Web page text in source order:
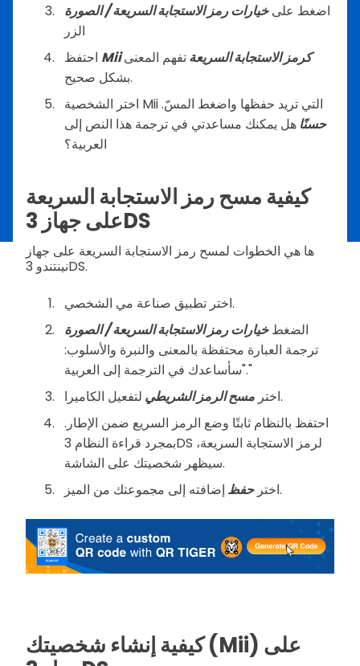
اضغط علىخيارات رمز الاستجابة السريعة / الصورة
الزر
Mii كرمز الاستجابة السريعةتفهم المعنى
بشكل صحيح.
اختر الشخصية Mii التي تريد حفظها واضغط المسّ.
حسنًا هل يمكنك مساعدتي في ترجمة هذا النص إلى
العربية؟
كيفية مسح رمز الاستجابة السريعة
على جهاز 3DS
ها هي الخطوات لمسح رمز الاستجابة السريعة على جهاز
نينتندو 3DS.
اختر تطبيق صناعة مي الشخصي.
الضغطخيارات رمز الاستجابة السريعة / الصورة
ترجمة العبارة محتفظة بالمعنى والنبرة والأسلوب:
"سأساعدك في الترجمة إلى العربية."
اختر مسح الرمز الشريطي
لتفعيل الكاميرا.
احتفظ بالنظام ثابتًا وضع الرمز السريع ضمن الإطار.
بمجرد قراءة النظام 3DS لرمز الاستجابة السريعة،
سيظهر شخصيتك على الشاشة.
اخترحفظ إضافته إلى مجموعتك من الميز.
كيفية إنشاء شخصيتك (Mii) على